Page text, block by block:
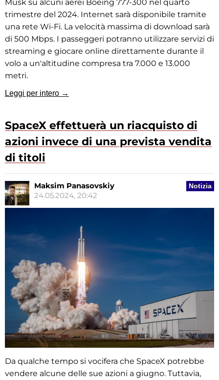
Musk su alcuni aerei Boeing 777-300 nel quarto
trimestre del 2024. Internet sarà disponibile tramite
una rete Wi-Fi. La velocità massima di download sarà
di 500 Mbps. I passeggeri potranno utilizzare servizi di
streaming e giocare online direttamente durante il
volo a un'altitudine compresa tra 7.000 e 13.000
metri.
Leggi per intero →
SpaceX effettuerà un riacquisto di
azioni invece di una prevista vendita
di titoli
Notizia
Maksim Panasovskiy
24.05.2024, 20:42
Da qualche tempo si vocifera che SpaceX potrebbe
vendere alcune delle sue azioni a giugno. Tuttavia,